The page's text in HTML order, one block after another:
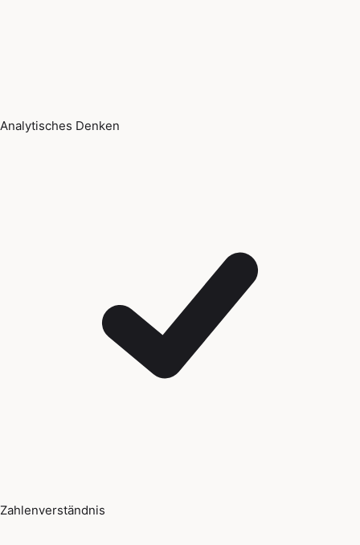
Analytisches Denken
Zahlenverständnis